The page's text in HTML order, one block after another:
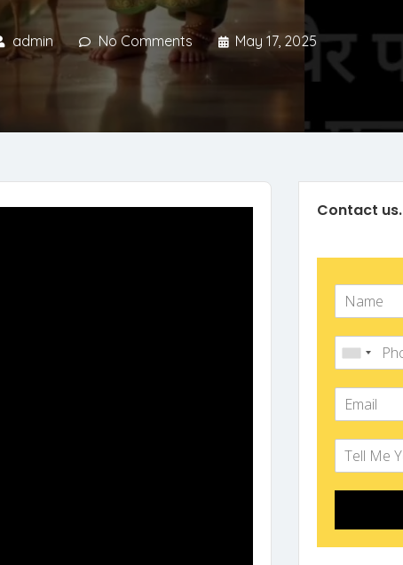
admin No Comments May 17, 2025
Contact us.